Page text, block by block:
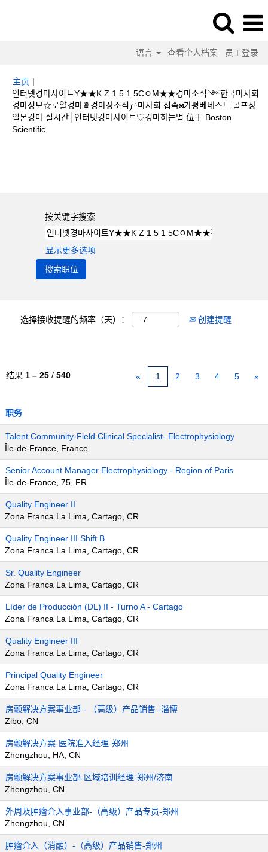
语言 查看个人档案 员工登录
主页 |
인터넷경마사이트Y★★K Z 1 5 1 5CㅇM★★경마소식༺한국마사회
경마정보☆로얄경마♛경마장소식༿마사회 접속◙가평베네스트 골프장
일본경마 실시간│인터넷경마사이트♡경마하는법 位于 Boston
Scientific（当
按关键字搜索
显示更多选项
选择接收提醒的频率（天）： 创建提醒
结果 1 – 25 / 540 « 1 2 3 4 5 »
职务
Talent Community-Field Clinical Specialist- Electrophysiology
Île-de-France, France
Senior Account Manager Electrophysiology - Region of Paris
Île-de-France, 75, FR
Quality Engineer II
Zona Franca La Lima, Cartago, CR
Quality Engineer III Shift B
Zona Franca La Lima, Cartago, CR
Sr. Quality Engineer
Zona Franca La Lima, Cartago, CR
Líder de Producción (DL) II - Turno A - Cartago
Zona Franca La Lima, Cartago, CR
Quality Engineer III
Zona Franca La Lima, Cartago, CR
Principal Quality Engineer
Zona Franca La Lima, Cartago, CR
房颤解决方案事业部 - （高级）产品销售 -淄博
Zibo, CN
房颤解决方案-医院准入经理-郑州
Zhengzhou, HA, CN
房颤解决方案事业部-区域培训经理-郑州/济南
Zhengzhou, CN
外周及肿瘤介入事业部-（高级）产品专员-郑州
Zhengzhou, CN
肿瘤介入（消融）-（高级）产品销售-郑州